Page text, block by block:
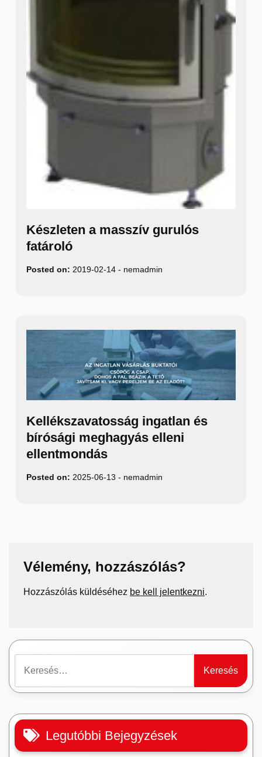
Készleten a masszív gurulós
fatároló
Posted on: 2019-02-14 - nemadmin
Kellékszavatosság ingatlan és
bírósági meghagyás elleni
ellentmondás
Posted on: 2025-06-13 - nemadmin
Vélemény, hozzászólás?
Hozzászólás küldéséhez be kell jelentkezni.
Legutóbbi Bejegyzések